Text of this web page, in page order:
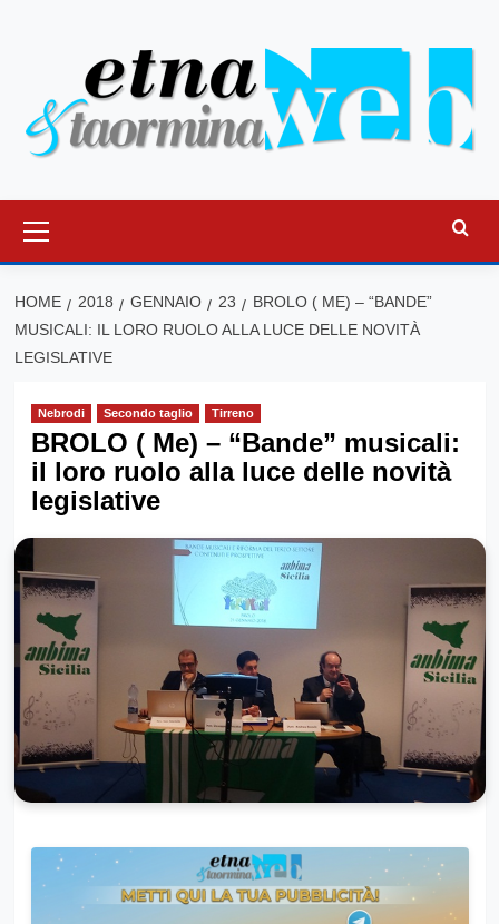
principale
HOME 2018 GENNAIO 23
BROLO ( ME) – “BANDE”
MUSICALI: IL LORO RUOLO ALLA LUCE DELLE NOVITÀ
LEGISLATIVE
Nebrodi Secondo taglio Tirreno
BROLO ( Me) – “Bande” musicali:
il loro ruolo alla luce delle novità
legislative